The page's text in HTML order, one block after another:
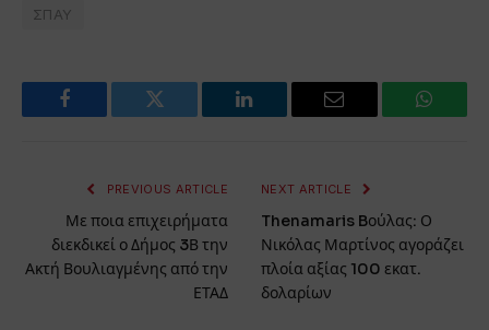
ΣΠΑΥ
Facebook Twitter LinkedIn Email
PREVIOUS ARTICLE
Με ποια επιχειρήματα
διεκδικεί ο Δήμος 3Β την
Ακτή Βουλιαγμένης από την
ΕΤΑΔ
NEXT ARTICLE
Thenamaris Bούλας: Ο
Νικόλας Μαρτίνος αγοράζει
πλοία αξίας 100 εκατ.
δολαρίων